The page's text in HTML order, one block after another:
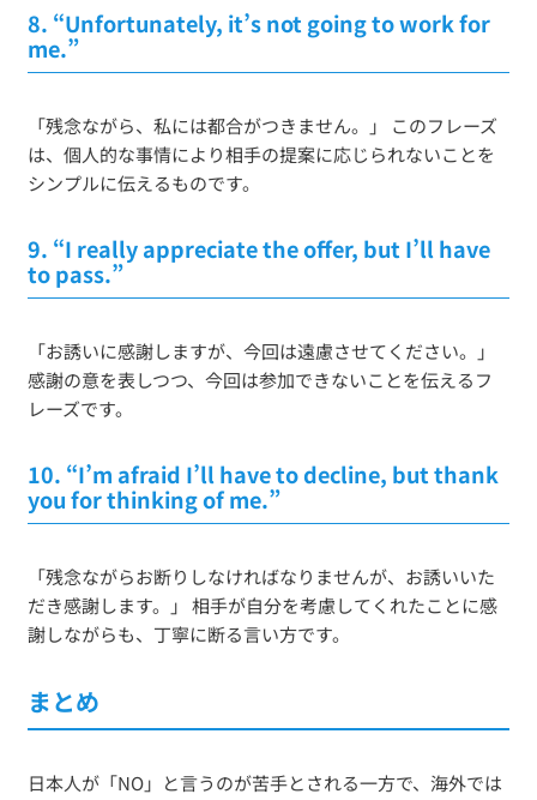
8. “Unfortunately, it’s not going to work for
me.”
「残念ながら、私には都合がつきません。」 このフレーズ
は、個人的な事情により相手の提案に応じられないことを
シンプルに伝えるものです。
9. “I really appreciate the offer, but I’ll have
to pass.”
「お誘いに感謝しますが、今回は遠慮させてください。」
感謝の意を表しつつ、今回は参加できないことを伝えるフ
レーズです。
10. “I’m afraid I’ll have to decline, but thank
you for thinking of me.”
「残念ながらお断りしなければなりませんが、お誘いいた
だき感謝します。」 相手が自分を考慮してくれたことに感
謝しながらも、丁寧に断る言い方です。
まとめ
日本人が「NO」と言うのが苦手とされる一方で、海外では